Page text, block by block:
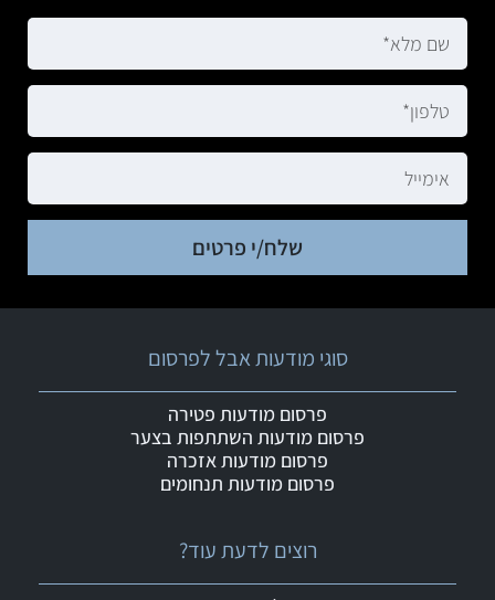
שלח/י פרטים
רוצים לדעת עוד?
סוגי מודעות אבל לפרסום
פרסום מודעות פטירה
פרסום מודעות השתתפות בצער
פרסום מודעות אזכרה
פרסום מודעות תנחומים